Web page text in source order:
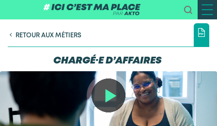
RETOUR AUX MÉTIERS
CHARGÉ·E D’AFFAIRES